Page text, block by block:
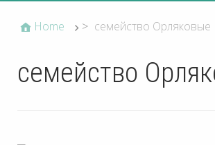
Home > семейство Орляковые
семейство